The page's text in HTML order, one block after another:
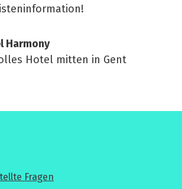
Harm­o­ny
Hotel mitten in Gent
Fragen